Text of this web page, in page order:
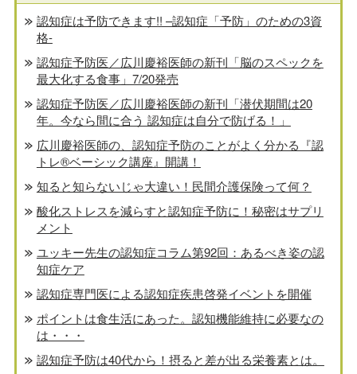
認知症は予防できます!! –認知症「予防」のための3資
格-
認知症予防医／広川慶裕医師の新刊「脳のスペックを
最大化する食事」7/20発売
認知症予防医／広川慶裕医師の新刊「潜伏期間は20
年。今なら間に合う 認知症は自分で防げる！」
広川慶裕医師の、認知症予防のことがよく分かる『認
トレ®️ベーシック講座』開講！
知ると知らないじゃ大違い！民間介護保険って何？
酸化ストレスを減らすと認知症予防に！秘密はサプリ
メント
ユッキー先生の認知症コラム第92回：あるべき姿の認
知症ケア
認知症専門医による認知症疾患啓発イベントを開催
ポイントは食生活にあった。認知機能維持に必要なの
は・・・
認知症予防は40代から！摂ると差が出る栄養素とは。